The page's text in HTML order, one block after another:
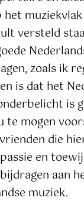
het
versteld
zoals ik
is dat het
is
te mogen
die
en
aan
muziek.